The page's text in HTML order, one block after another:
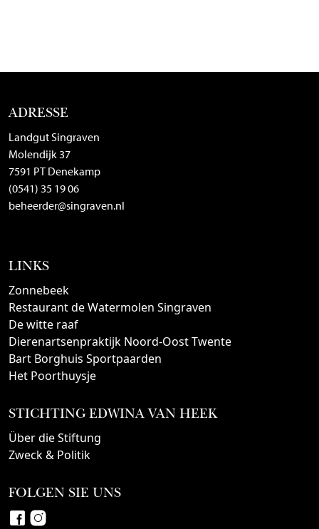
ADRESSE
Landgut Singraven
Molendijk 37
7591 PT Denekamp
(0541) 35 19 06
beheerder@singraven.nl
LINKS
Zonnebeek
Restaurant de Watermolen Singraven
De witte raaf
Dierenartsenpraktijk Noord-Oost Twente
Bart Borghuis Sportpaarden
Het Poorthuysje
STICHTING EDWINA VAN HEEK
Über die Stiftung
Zweck & Politik
FOLGEN SIE UNS